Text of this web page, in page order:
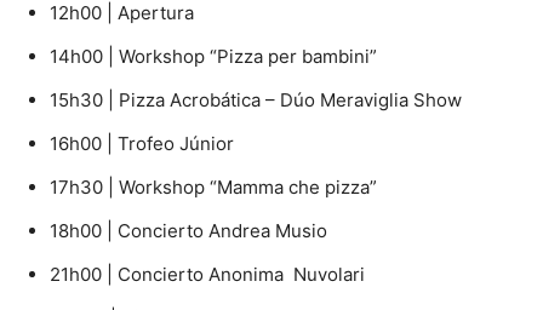
12h00 | Apertura
14h00 | Workshop “Pizza per bambini”
15h30 | Pizza Acrobática – Dúo Meraviglia Show
16h00 | Trofeo Júnior
17h30 | Workshop “Mamma che pizza”
18h00 | Concierto Andrea Musio
21h00 | Concierto Anonima Nuvolari